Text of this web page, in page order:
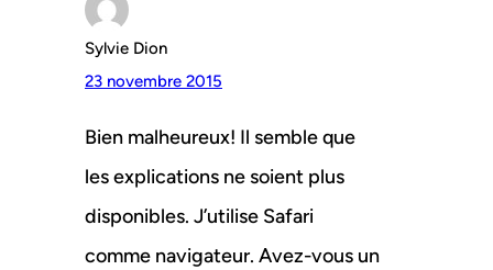
Sylvie Dion
23 novembre 2015
Bien malheureux! Il semble que
les explications ne soient plus
disponibles. J’utilise Safari
comme navigateur. Avez-vous un